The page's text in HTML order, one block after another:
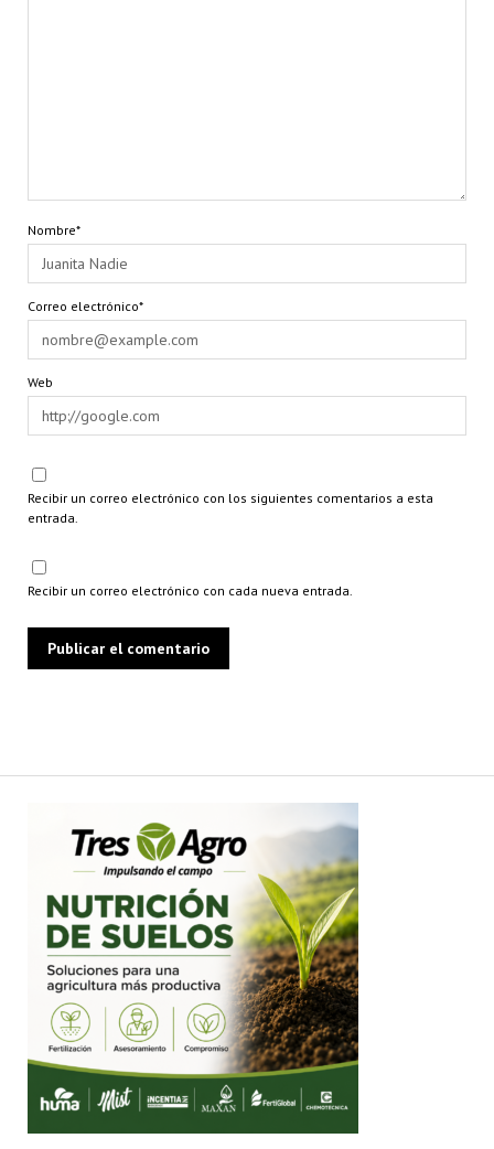
Nombre*
Correo electrónico*
Web
Recibir un correo electrónico con los siguientes comentarios a esta
entrada.
Recibir un correo electrónico con cada nueva entrada.